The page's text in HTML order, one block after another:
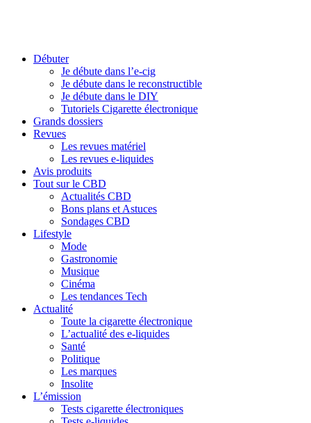
Débuter
Je débute dans l’e-cig
Je débute dans le reconstructible
Je débute dans le DIY
Tutoriels Cigarette électronique
Grands dossiers
Revues
Les revues matériel
Les revues e-liquides
Avis produits
Tout sur le CBD
Actualités CBD
Bons plans et Astuces
Sondages CBD
Lifestyle
Mode
Gastronomie
Musique
Cinéma
Les tendances Tech
Actualité
Toute la cigarette électronique
L’actualité des e-liquides
Santé
Politique
Les marques
Insolite
L’émission
Tests cigarette électroniques